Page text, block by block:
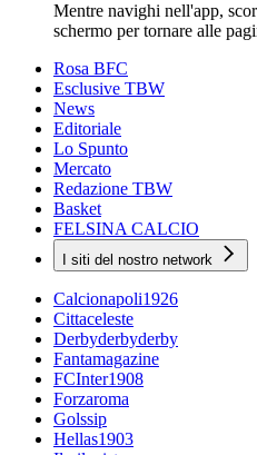
Mentre navighi nell'app,
schermo per tornare alle
Rosa BFC
Esclusive TBW
News
Editoriale
Lo Spunto
Mercato
Redazione TBW
Basket
FELSINA CALCIO
I siti del nostro network
Calcionapoli1926
Cittaceleste
Derbyderbyderby
Fantamagazine
FCInter1908
Forzaroma
Golssip
Hellas1903